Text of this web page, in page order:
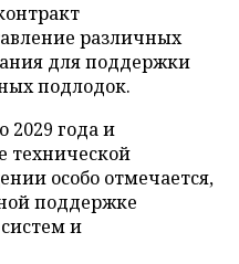
различных
для поддержки
подлодок.
2029 года и
технической
особо отмечается,
поддержке
и